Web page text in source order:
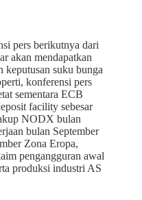
pers berikutnya dari
akan mendapatkan
keputusan suku bunga
konferensi pers
sementara ECB
facility sebesar
NODX bulan
bulan September
Zona Eropa,
pengangguran awal
produksi industri AS